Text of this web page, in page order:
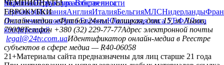
политикаСтруктура собственности
УкраинаПервая лигаВторая лига
ЧЕМПИОНАТЫ
ГерманияИспанияАнглияИталияБельгияМЛСНидерланды
ЕВРОКУБКИ
Лига чемпионовЛига ЕвропыЮношеская лига УЕФАЛига
конференций
Онлайн-медиа «Футбол 24»пл. Галицкая, дом. 15, м. Львов,
79008Телефон +380 (32) 229-77-77Адрес электронной почты
legal@24tv.com.uaИдентификатор онлайн-медиа в Реестре
субъектов в сфере медиа — R40-06058
21+Материалы сайта предназначены для лиц старше 21 года